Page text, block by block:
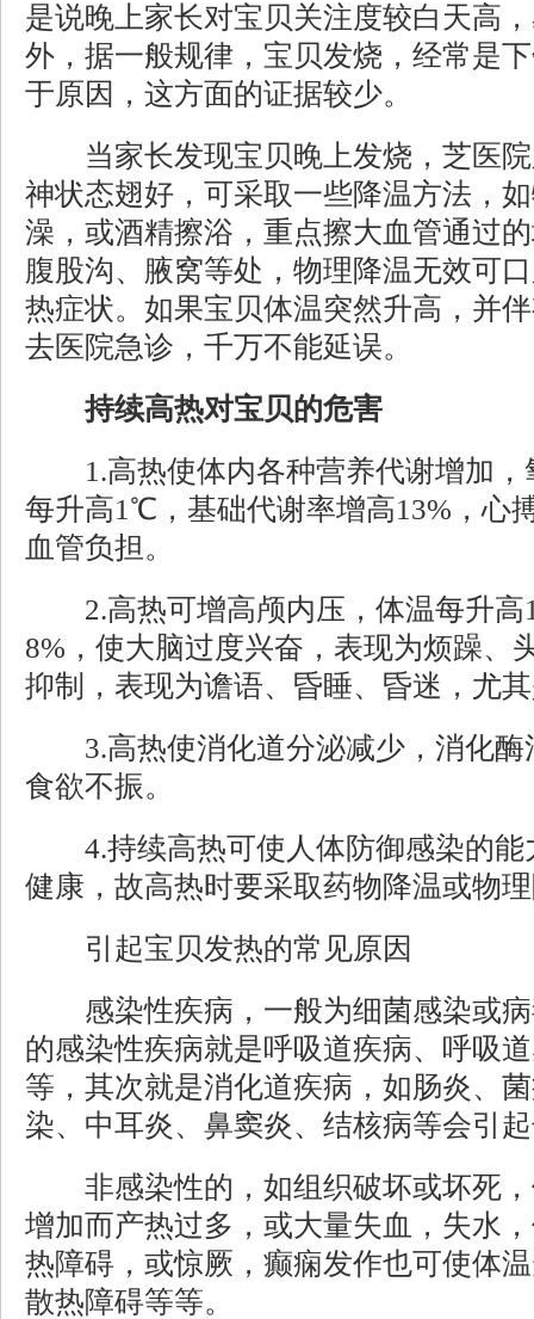
是说晚上家长对宝贝关注度较白天高
外，据一般规律，宝贝发烧，经常是
于原因，这方面的证据较少。
当家长发现宝贝晚上发烧，芝医院
神状态翅好，可采取一些降温方法，
澡，或酒精擦浴，重点擦大血管通过
腹股沟、腋窝等处，物理降温无效可
热症状。如果宝贝体温突然升高，并
去医院急诊，千万不能延误。
持续高热对宝贝的危害
1.高热使体内各种营养代谢增加，
每升高1℃，基础代谢率增高13%，心
血管负担。
2.高热可增高颅内压，体温每升高
8%，使大脑过度兴奋，表现为烦躁、
抑制，表现为谵语、昏睡、昏迷，尤
3.高热使消化道分泌减少，消化酶
食欲不振。
4.持续高热可使人体防御感染的能
健康，故高热时要采取药物降温或物
引起宝贝发热的常见原因
感染性疾病，一般为细菌感染或病
的感染性疾病就是呼吸道疾病、呼吸
等，其次就是消化道疾病，如肠炎、
染、中耳炎、鼻窦炎、结核病等会引
非感染性的，如组织破坏或坏死，
增加而产热过多，或大量失血，失水
热障碍，或惊厥，癫痫发作也可使体
散热障碍等等。